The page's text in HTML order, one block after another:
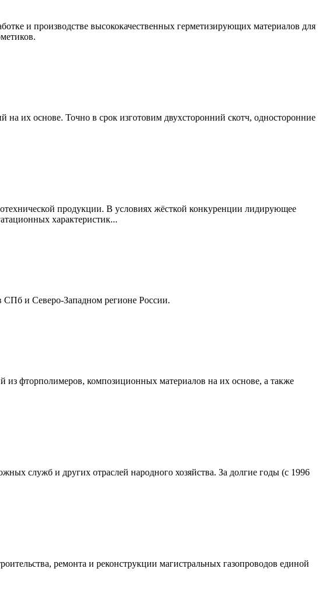
и производстве высококачественных герметизирующих материалов для
их основе. Точно в срок изготовим двухсторонний скотч, односторонние
продукции. В условиях жёсткой конкуренции лидирующее
характеристик...
СПб и Северо-Западном регионе России.
фторполимеров, композиционных материалов на их основе, а также
служб и других отраслей народного хозяйства. За долгие годы (с 1996
ремонта и реконструкции магистральных газопроводов единой